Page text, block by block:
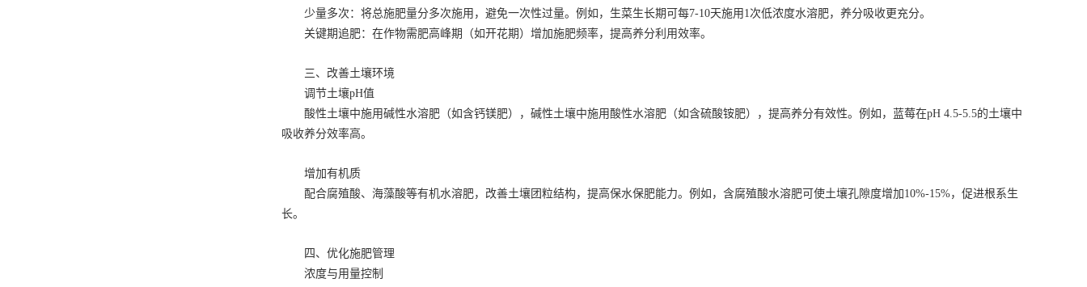
少量多次：将总施肥量分多次施用，避免一次性过量。例如，生菜生长期可每7-10天施用1次低浓度水溶肥，养分吸收更充分。
关键期追肥：在作物需肥高峰期（如开花期）增加施肥频率，提高养分利用效率。
三、改善土壤环境
调节土壤pH值
酸性土壤中施用碱性水溶肥（如含钙镁肥），碱性土壤中施用酸性水溶肥（如含硫酸铵肥），提高养分有效性。例如，蓝莓在pH 4.5-5.5的土壤中
吸收养分效率高。
增加有机质
配合腐殖酸、海藻酸等有机水溶肥，改善土壤团粒结构，提高保水保肥能力。例如，含腐殖酸水溶肥可使土壤孔隙度增加10%-15%，促进根系生
长。
四、优化施肥管理
浓度与用量控制